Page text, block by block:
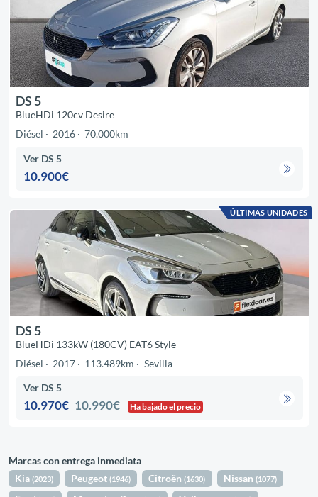
DS 5
BlueHDi 120cv Desire
Diésel
2016 70.000km
Ver DS 5
10.900€
ÚLTIMAS UNIDADES
DS 5
BlueHDi 133kW (180CV) EAT6 Style
Diésel
2017 113.489km Sevilla
Ver DS 5
10.970€ 10.990€ Ha bajado el precio
Marcas con entrega inmediata
Kia(2023) Peugeot(1946) Citroën(1630) Nissan (1077)